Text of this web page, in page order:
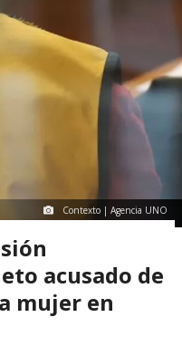
Contexto | Agencia UNO
acusado de
mujer en